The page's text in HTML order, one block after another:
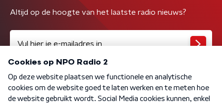
Altijd op de hoogte van het laatste radio nieuws?